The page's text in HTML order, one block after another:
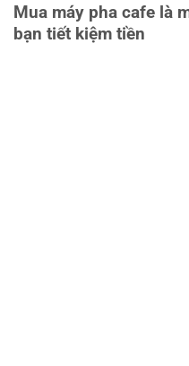
Mua máy pha cafe là
bạn tiết kiệm tiền